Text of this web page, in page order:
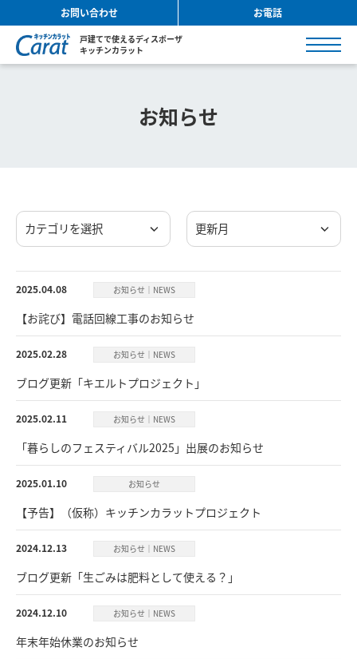
お問い合わせ お電話
戸建てで使えるディスポーザ
キッチンカラット
お知らせ
カテゴリを選択 更新月
2025.04.08 お知らせ｜NEWS
【お詫び】電話回線工事のお知らせ
2025.02.28 お知らせ｜NEWS
ブログ更新「キエルトプロジェクト」
2025.02.11 お知らせ｜NEWS
「暮らしのフェスティバル2025」出展のお知らせ
2025.01.10 お知らせ
【予告】（仮称）キッチンカラットプロジェクト
2024.12.13 お知らせ｜NEWS
ブログ更新「生ごみは肥料として使える？」
2024.12.10 お知らせ｜NEWS
年末年始休業のお知らせ